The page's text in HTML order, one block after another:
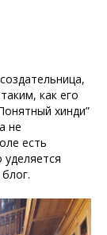
как его
хинди”
не
есть